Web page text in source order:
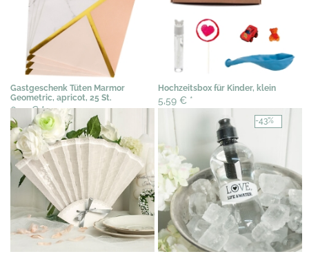
Gastgeschenk Tüten Marmor
Geometric, apricot, 25 St.
6,10 €*
Hochzeitsbox für Kinder, klein
5,59 € *
-43%